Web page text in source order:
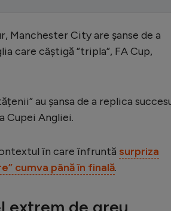
Manchester City are șanse de a
care câștigă ”tripla”, FA Cup,
au șansa de a replica
Cupei Angliei.
în care înfruntă surpriza
cumva până în finală.
extrem de greu